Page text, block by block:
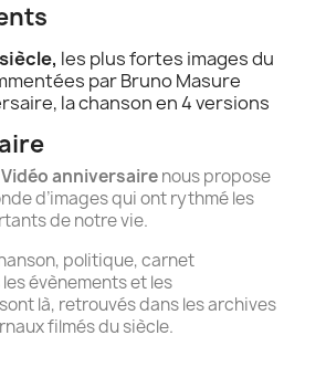
les plus fortes images du
par Bruno Masure
la chanson en 4 versions
Vidéo anniversairenous propose
d’images qui ont rythmé les
de notre vie.
politique, carnet
évènements et les
là, retrouvés dans les archives
filmés du siècle.